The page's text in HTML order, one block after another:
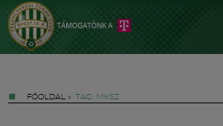
FŐOLDAL » TAG: MKSZ